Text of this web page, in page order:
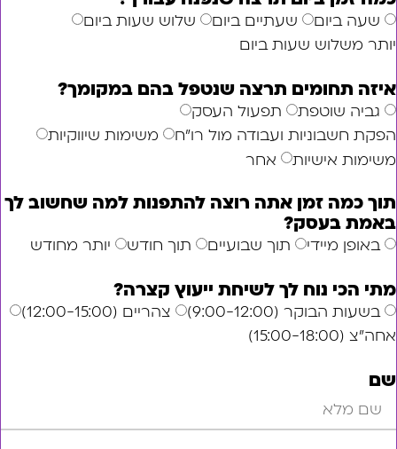
שעתיים ביום
שלוש שעות ביום
שעות ביום
תרצה שנטפל בהם במקומך?
שוטפת
תפעול העסק
ועבודה מול רו"ח
משימות שיווקיות
אישיות
אחר
זמן אתה רוצה להתפנות למה שחשוב לך
בעסק?
מיידי תוך שבועיים תוך חודש יותר מחודש
נוח לך לשיחת ייעוץ קצרה?
(9:00-12:00)
צהריים (12:00-15:00)